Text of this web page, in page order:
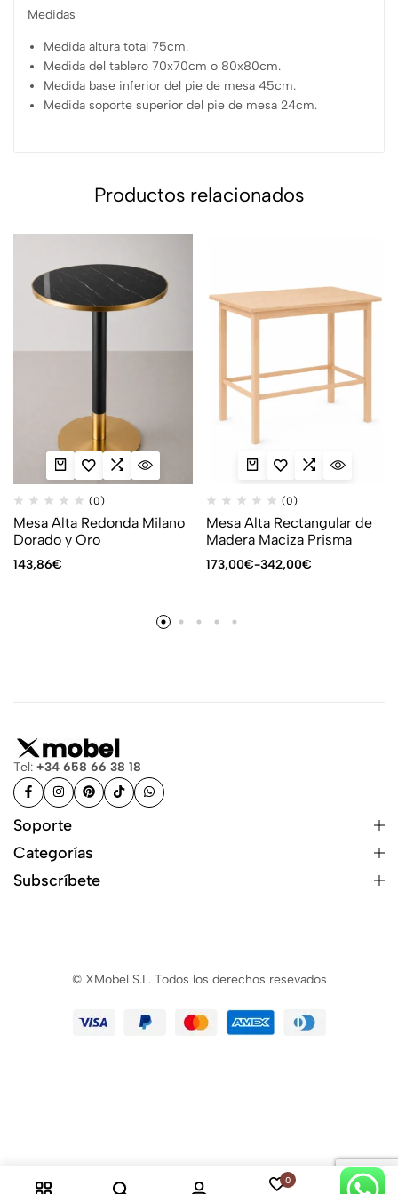
Medidas
Medida altura total 75cm.
Medida del tablero 70x70cm o 80x80cm.
Medida base inferior del pie de mesa 45cm.
Medida soporte superior del pie de mesa 24cm.
Productos relacionados
(0)
Mesa Alta Redonda Milano
Dorado y Oro
143,86€
(0)
Mesa Alta Rectangular de
Madera Maciza Prisma
173,00€-342,00€
Tel: +34 658 66 38 18
Soporte
Categorías
Subscríbete
© XMobel S.L. Todos los derechos resevados
0 0